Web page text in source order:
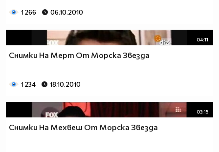
1 266 06.10.2010
04:11
Снимки На Мерт От Морска Звезда
1 234 18.10.2010
03:15
Снимки На Мехвеш От Морска Звезда